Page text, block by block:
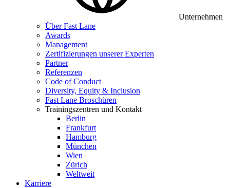
Unternehmen
Über Fast Lane
Awards
Management
Zertifizierungen unserer Experten
Partner
Referenzen
Code of Conduct
Diversity, Equity & Inclusion
Fast Lane Broschüren
Trainingszentren und Kontakt
Berlin
Frankfurt
Hamburg
München
Wien
Zürich
Weltweit
Karriere